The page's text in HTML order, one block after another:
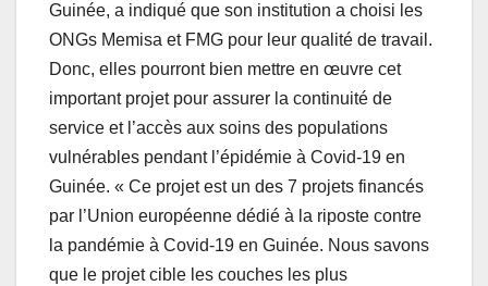
Guinée, a indiqué que son institution a choisi les
ONGs Memisa et FMG pour leur qualité de travail.
Donc, elles pourront bien mettre en œuvre cet
important projet pour assurer la continuité de
service et l’accès aux soins des populations
vulnérables pendant l’épidémie à Covid-19 en
Guinée. « Ce projet est un des 7 projets financés
par l’Union européenne dédié à la riposte contre
la pandémie à Covid-19 en Guinée. Nous savons
que le projet cible les couches les plus